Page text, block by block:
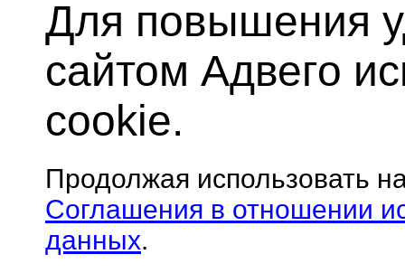
Для повышения
сайтом Адвего
cookie.
Продолжая использовать
Соглашения в отношении
данных.